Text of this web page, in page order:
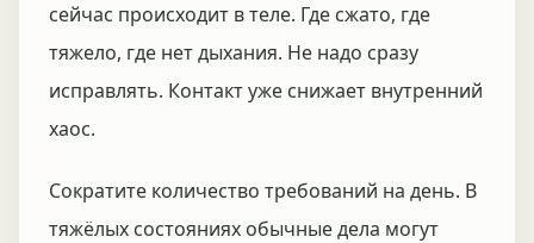
сейчас происходит в теле. Где сжато, где
тяжело, где нет дыхания. Не надо сразу
исправлять. Контакт уже снижает внутренний
хаос.
Сократите количество требований на день. В
тяжёлых состояниях обычные дела могут